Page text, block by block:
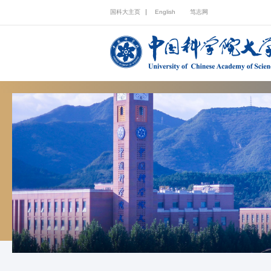
国科大主页 English 笃志网